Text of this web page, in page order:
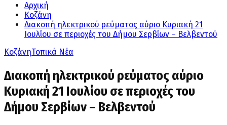
Αρχική
Κοζάνη
Διακοπή ηλεκτρικού ρεύματος αύριο Κυριακή 21
Ιουλίου σε περιοχές του Δήμου Σερβίων – Βελβεντού
ΚοζάνηΤοπικά Νέα
Διακοπή ηλεκτρικού ρεύματος αύριο
Κυριακή 21 Ιουλίου σε περιοχές του
Δήμου Σερβίων – Βελβεντού